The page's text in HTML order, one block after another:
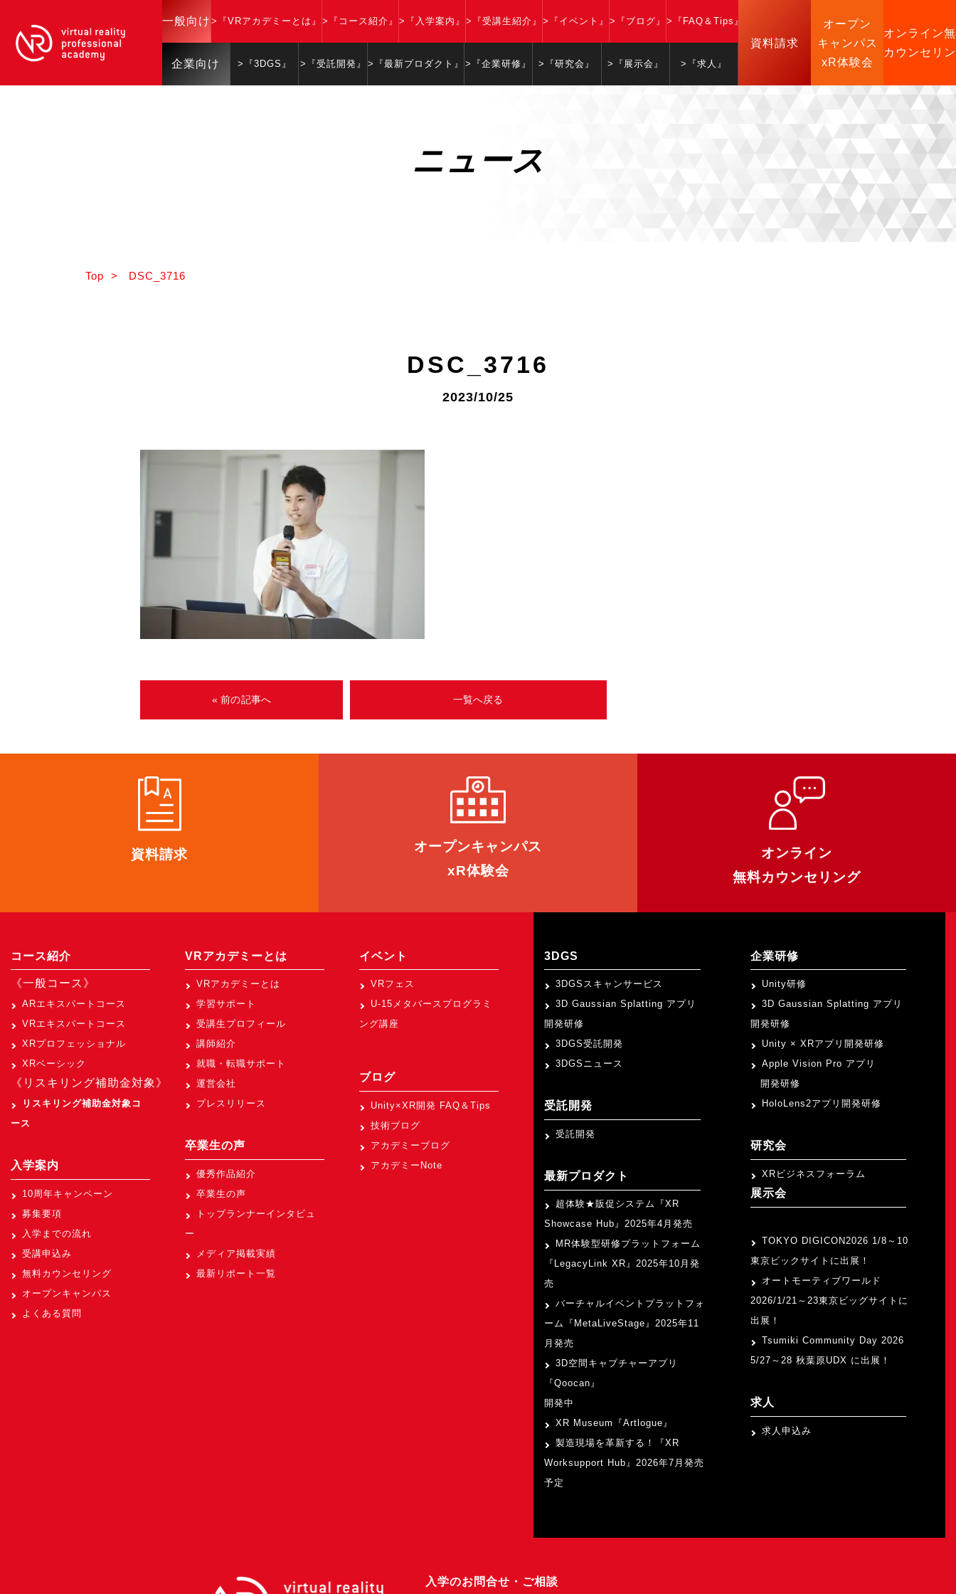
一般向け >『VRアカデミーとは』 >『コース紹介』 >『入学案内』 >『受講生紹介』 >『イベント』 >『ブログ』 >『FAQ＆Tips』
企業向け >『3DGS』 >『受託開発』 >『最新プロダクト』 >『企業研修』 >『研究会』 >『展示会』 >『求人』
資料請求
オープン
キャンパス
xR体験会
オンライン
カウンセリ
ニュース
Top > DSC_3716
DSC_3716
2023/10/25
« 前の記事へ 一覧へ戻る
資料請求 オープンキャンパス
xR体験会
オンライン
無料カウンセリング
コース紹介
《一般コース》
ARエキスパートコース
VRエキスパートコース
XRプロフェッショナル
XRベーシック
《リスキリング補助金対象》
リスキリング補助金対象コ
ース
入学案内
10周年キャンペーン
募集要項
入学までの流れ
受講申込み
無料カウンセリング
オープンキャンパス
よくある質問
VRアカデミーとは
VRアカデミーとは
学習サポート
受講生プロフィール
講師紹介
就職・転職サポート
運営会社
プレスリリース
卒業生の声
優秀作品紹介
卒業生の声
トップランナーインタビュ
ー
メディア掲載実績
最新リポート一覧
イベント
VRフェス
U-15メタバースプログラミ
ング講座
ブログ
Unity×XR開発 FAQ＆Tips
技術ブログ
アカデミーブログ
アカデミーNote
3DGS
3DGSスキャンサービス
3D Gaussian Splatting アプリ
開発研修
3DGS受託開発
3DGSニュース
受託開発
受託開発
最新プロダクト
超体験★販促システム『XR
Showcase Hub』2025年4月発売
MR体験型研修プラットフォーム
『LegacyLink XR』2025年10月発
売
バーチャルイベントプラットフォ
ーム『MetaLiveStage』2025年11
月発売
3D空間キャプチャーアプリ
『Qoocan』
開発中
XR Museum『Artlogue』
製造現場を革新する！『XR
Worksupport Hub』2026年7月発売
予定
企業研修
Unity研修
3D Gaussian Splatting アプリ
開発研修
Unity × XRアプリ開発研修
Apple Vision Pro アプリ
開発研修
HoloLens2アプリ開発研修
研究会
XRビジネスフォーラム
展示会
TOKYO DIGICON2026 1/8～10
東京ビックサイトに出展！
オートモーティブワールド
2026/1/21～23東京ビッグサイトに
出展！
Tsumiki Community Day 2026
5/27～28 秋葉原UDX に出展！
求人
求人申込み
入学のお問合せ・ご相談